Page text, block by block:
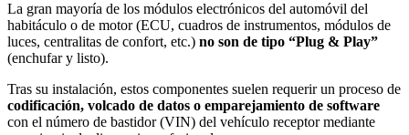
La gran mayoría de los módulos electrónicos del automóvil del
habitáculo o de motor (ECU, cuadros de instrumentos, módulos de
luces, centralitas de confort, etc.) no son de tipo “Plug & Play”
(enchufar y listo).
Tras su instalación, estos componentes suelen requerir un proceso de
codificación, volcado de datos o emparejamiento de software
con el número de bastidor (VIN) del vehículo receptor mediante